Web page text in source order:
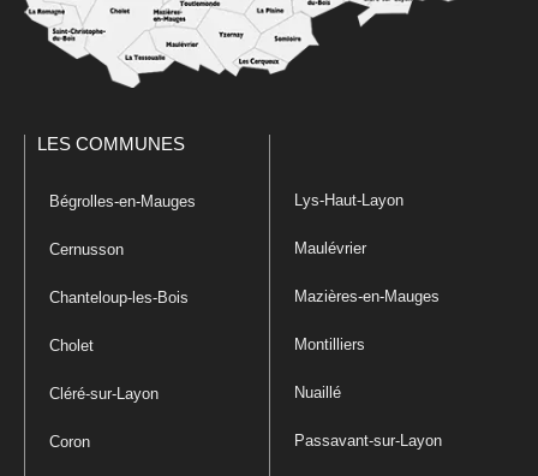
LES COMMUNES
Bégrolles-en-Mauges
Cernusson
Chanteloup-les-Bois
Cholet
Cléré-sur-Layon
Coron
Lys-Haut-Layon
Maulévrier
Mazières-en-Mauges
Montilliers
Nuaillé
Passavant-sur-Layon